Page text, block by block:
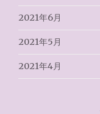
2021年6月
2021年5月
2021年4月